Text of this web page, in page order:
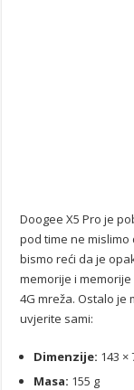
Doogee X5 Pro je
pod time ne mislimo
bismo reći da je
memorije i
4G mreža. Ostalo je
uvjerite sami:
Dimenzije: 143 ×
Masa: 155 g